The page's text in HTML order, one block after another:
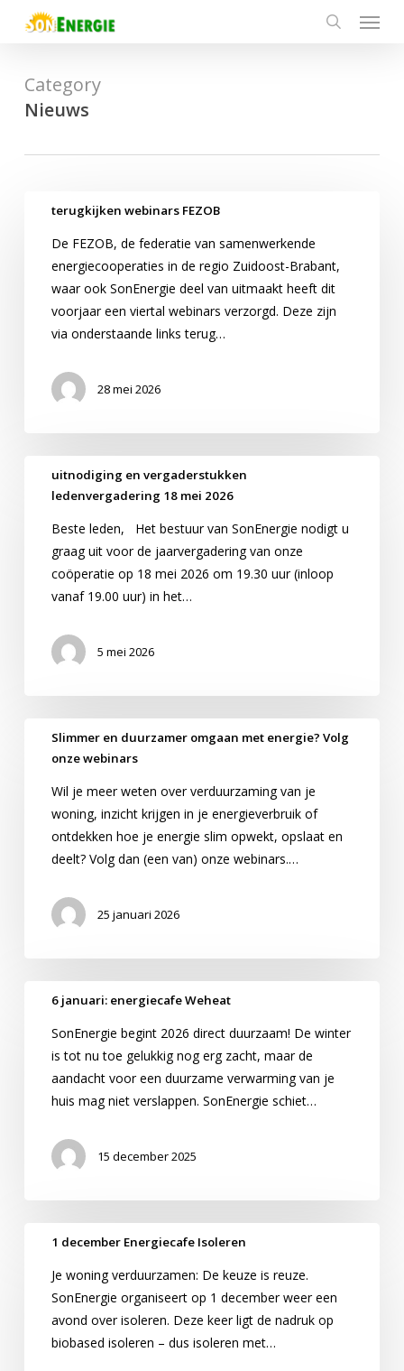
content
Menu
Category
Nieuws
terugkijken
FEZOB
terugkijken webinars FEZOB
De FEZOB, de federatie van samenwerkende
energiecooperaties in de regio Zuidoost-Brabant,
waar ook SonEnergie deel van uitmaakt heeft dit
voorjaar een viertal webinars verzorgd. Deze zijn
via onderstaande links terug…
28 mei 2026
uitnodiging
ledenvergadering
2026
uitnodiging en vergaderstukken
ledenvergadering 18 mei 2026
Beste leden, Het bestuur van SonEnergie nodigt u
graag uit voor de jaarvergadering van onze
coöperatie op 18 mei 2026 om 19.30 uur (inloop
vanaf 19.00 uur) in het…
5 mei 2026
Slimmer
omgaan
energie?
webinars
Slimmer en duurzamer omgaan met energie? Volg
onze webinars
Wil je meer weten over verduurzaming van je
woning, inzicht krijgen in je energieverbruik of
ontdekken hoe je energie slim opwekt, opslaat en
deelt? Volg dan (een van) onze webinars.…
25 januari 2026
energiecafe
Weheat
6 januari: energiecafe Weheat
SonEnergie begint 2026 direct duurzaam! De winter
is tot nu toe gelukkig nog erg zacht, maar de
aandacht voor een duurzame verwarming van je
huis mag niet verslappen. SonEnergie schiet…
15 december 2025
Energiecafe
Isoleren
1 december Energiecafe Isoleren
Je woning verduurzamen: De keuze is reuze.
SonEnergie organiseert op 1 december weer een
avond over isoleren. Deze keer ligt de nadruk op
biobased isoleren – dus isoleren met…